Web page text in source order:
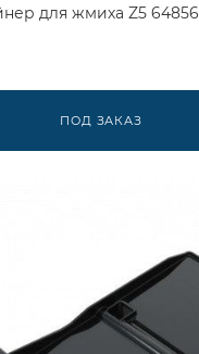
для жмиха Z5 64856
ПОД ЗАКАЗ